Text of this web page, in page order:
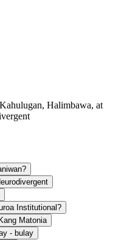
Halimbawa, at
Institutional?
Matonia
- bulay